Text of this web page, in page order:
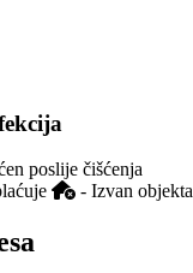
poslije čišćenja
- Izvan objekta